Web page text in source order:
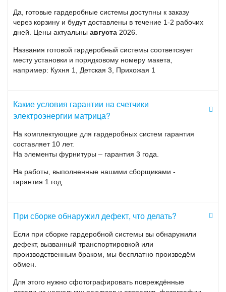
Однофазные Матрица NP-523
Однофазные Матрица NP-71
Счетчики 8 серии
Однофазные Матрица AD-11
Трехфазные Матрица AD-13
Приведу несколько характеристик счетчиков Матрица:
профилях мощности до 8 месяцев;
- Возможность настроить отпуск электроэнергии по
предоплате. Реализуется по средствам биллингового сервера
верхнего уровня;
- Простой и удобный монтаж. Конструктив корпуса позволяет
производить установку как на монтажную плату, так и на
- Эргономичный корпус, снабженный датчиками вскрытия
Да, готовые гардеробные системы доступны к заказу
через корзину и будут доставлены в течение 1-2 рабочих
дней. Цены актуальны августа 2026.
Названия готовой гардеробный системы соответсвует
месту установки и порядковому номеру макета,
например: Кухня 1, Детская 3, Прихожая 1
Какие условия гарантии на счетчики
электроэнергии матрица?
На комплектующие для гардеробных систем гарантия
составляет 10 лет.
На элементы фурнитуры – гарантия 3 года.
На работы, выполненные нашими сборщиками -
гарантия 1 год.
При сборке обнаружил дефект, что делать?
Если при сборке гардеробной системы вы обнаружили
дефект, вызванный транспортировкой или
производственным браком, мы бесплатно произведём
обмен.
Для этого нужно сфотографировать повреждённые